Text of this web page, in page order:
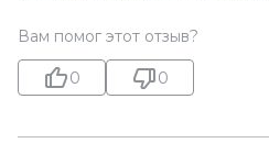
Вам помог этот отзыв?
0 0